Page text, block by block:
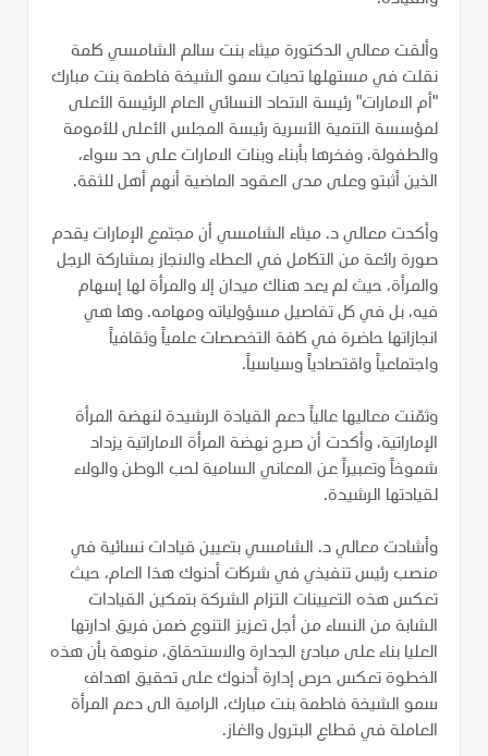
وألقت معالي الدكتورة ميثاء بنت سالم الشامسي كلمة
نقلت في مستهلها تحيات سمو الشيخة فاطمة بنت مبارك
"أم الامارات" رئيسة الاتحاد النسائي العام الرئيسة الأعلى
لمؤسسة التنمية الأسرية رئيسة المجلس الأعلى للأمومة
والطفولة، وفخرها بأبناء وبنات الامارات على حد سواء،
الذين أثبتو وعلى مدى العقود الماضية أنهم أهل للثقة.
وأكدت معالي د. ميثاء الشامسي أن مجتمع الإمارات يقدم
صورة رائعة من التكامل في العطاء والانجاز بمشاركة الرجل
والمرأة، حيث لم يعد هناك ميدان إلا والمرأة لها إسهام
فيه، بل في كل تفاصيل مسؤولياته ومهامه. وها هي
انجازاتها حاضرة في كافة التخصصات علمياً وثقافياً
واجتماعياً واقتصادياً وسياسياً.
وثمّنت معاليها عالياً دعم القيادة الرشيدة لنهضة المرأة
الإماراتية، وأكدت أن صرح نهضة المرأة الاماراتية يزداد
شموخاً وتعبيراً عن المعاني السامية لحب الوطن والولاء
لقيادتها الرشيدة.
وأشادت معالي د. الشامسي بتعيين قيادات نسائية في
منصب رئيس تنفيذي في شركات أدنوك هذا العام، حيث
تعكس هذه التعيينات التزام الشركة بتمكين القيادات
الشابة من النساء من أجل تعزيز التنوع ضمن فريق ادارتها
العليا بناء على مبادئ الجدارة والاستحقاق، منوهة بأن هذه
الخطوة تعكس حرص إدارة أدنوك على تحقيق اهداف
سمو الشيخة فاطمة بنت مبارك، الرامية الى دعم المرأة
العاملة في قطاع البترول والغاز.